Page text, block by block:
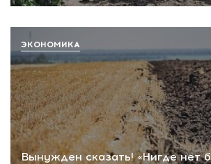
Вынужден сказать! «Нигде нет
ЭКОНОМИКА